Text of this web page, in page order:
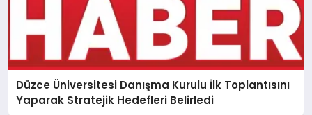
Düzce Üniversitesi Danışma Kurulu İlk Toplantısını
Yaparak Stratejik Hedefleri Belirledi